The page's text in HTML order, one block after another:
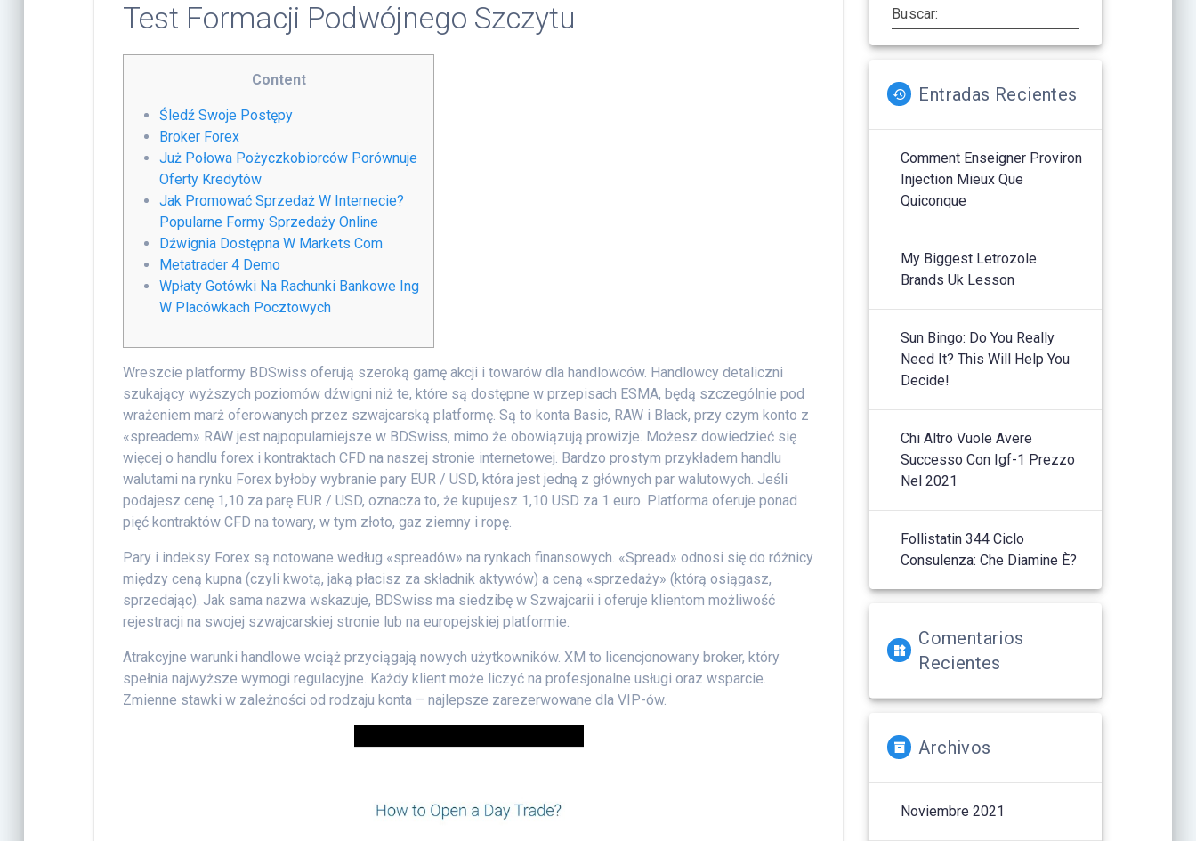
Test Formacji Podwójnego Szczytu
Content
Śledź Swoje Postępy
Broker Forex
Już Połowa Pożyczkobiorców Porównuje
Oferty Kredytów
Jak Promować Sprzedaż W Internecie?
Popularne Formy Sprzedaży Online
Dźwignia Dostępna W Markets Com
Metatrader 4 Demo
Wpłaty Gotówki Na Rachunki Bankowe Ing
W Placówkach Pocztowych
Wreszcie platformy BDSwiss oferują szeroką gamę akcji i towarów dla handlowców. Handlowcy detaliczni
szukający wyższych poziomów dźwigni niż te, które są dostępne w przepisach ESMA, będą szczególnie pod
wrażeniem marż oferowanych przez szwajcarską platformę. Są to konta Basic, RAW i Black, przy czym konto z
«spreadem» RAW jest najpopularniejsze w BDSwiss, mimo że obowiązują prowizje. Możesz dowiedzieć się
więcej o handlu forex i kontraktach CFD na naszej stronie internetowej. Bardzo prostym przykładem handlu
walutami na rynku Forex byłoby wybranie pary EUR / USD, która jest jedną z głównych par walutowych. Jeśli
podajesz cenę 1,10 za parę EUR / USD, oznacza to, że kupujesz 1,10 USD za 1 euro. Platforma oferuje ponad
pięć kontraktów CFD na towary, w tym złoto, gaz ziemny i ropę.
Pary i indeksy Forex są notowane według «spreadów» na rynkach finansowych. «Spread» odnosi się do różnicy
między ceną kupna (czyli kwotą, jaką płacisz za składnik aktywów) a ceną «sprzedaży» (którą osiągasz,
sprzedając). Jak sama nazwa wskazuje, BDSwiss ma siedzibę w Szwajcarii i oferuje klientom możliwość
rejestracji na swojej szwajcarskiej stronie lub na europejskiej platformie.
Atrakcyjne warunki handlowe wciąż przyciągają nowych użytkowników. XM to licencjonowany broker, który
spełnia najwyższe wymogi regulacyjne. Każdy klient może liczyć na profesjonalne usługi oraz wsparcie.
Zmienne stawki w zależności od rodzaju konta – najlepsze zarezerwowane dla VIP-ów.
Buscar:
Entradas Recientes
Comment Enseigner Proviron
Injection Mieux Que
Quiconque
My Biggest Letrozole
Brands Uk Lesson
Sun Bingo: Do You Really
Need It? This Will Help You
Decide!
Chi Altro Vuole Avere
Successo Con Igf-1 Prezzo
Nel 2021
Follistatin 344 Ciclo
Consulenza: Che Diamine È?
Comentarios
Recientes
Archivos
Noviembre 2021